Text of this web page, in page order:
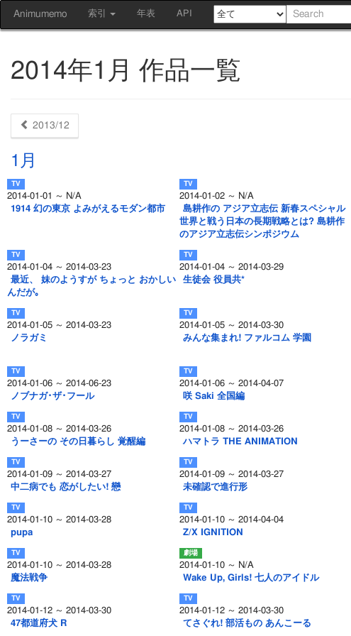
Animumemo 索引 年表 API
2014年1月 作品一覧
2013/12
1月
2014-01-01 ～ N/A
1914 幻の東京 よみがえるモダン都市
2014-01-02 ～ N/A
島耕作の アジア立志伝 新春スペシャル
世界と戦う日本の長期戦略とは? 島耕作
のアジア立志伝シンポジウム
2014-01-04 ～ 2014-03-23
最近、 妹のようすが ちょっと おかしい
んだが｡
2014-01-04 ～ 2014-03-29
生徒会 役員共*
2014-01-05 ～ 2014-03-23
ノラガミ
2014-01-05 ～ 2014-03-30
みんな集まれ! ファルコム 学園
2014-01-06 ～ 2014-06-23
ノブナガ･ザ･フール
2014-01-06 ～ 2014-04-07
咲 Saki 全国編
2014-01-08 ～ 2014-03-26
うーさーの その日暮らし 覚醒編
2014-01-08 ～ 2014-03-26
ハマトラ THE ANIMATION
2014-01-09 ～ 2014-03-27
中二病でも 恋がしたい! 戀
2014-01-09 ～ 2014-03-27
未確認で進行形
2014-01-10 ～ 2014-03-28
pupa
2014-01-10 ～ 2014-04-04
Z/X IGNITION
2014-01-10 ～ 2014-03-28
魔法戦争
2014-01-10 ～ N/A
Wake Up, Girls! 七人のアイドル
2014-01-12 ～ 2014-03-30
47都道府犬 R
2014-01-12 ～ 2014-03-30
てさぐれ! 部活もの あんこーる